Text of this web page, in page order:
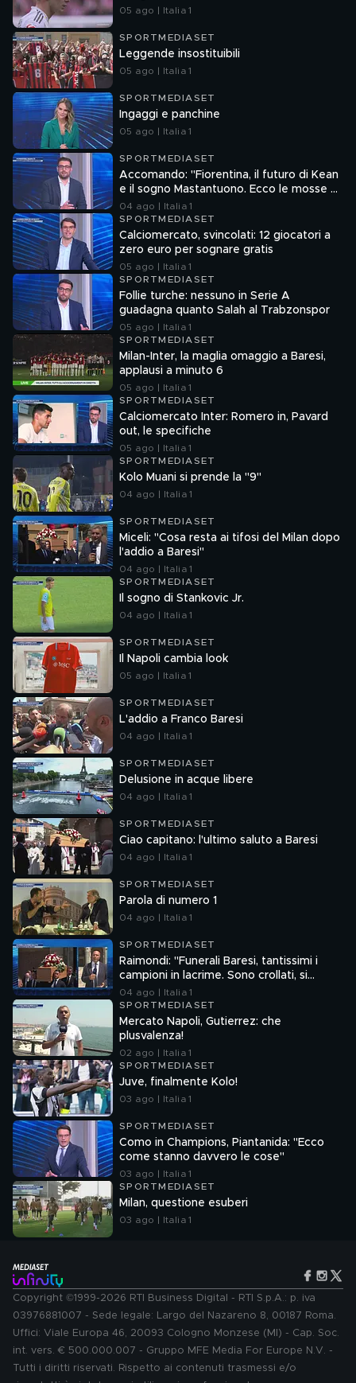
05 ago | Italia 1
SPORTMEDIASET
Leggende insostituibili
05 ago | Italia 1
SPORTMEDIASET
Ingaggi e panchine
05 ago | Italia 1
SPORTMEDIASET
Accomando: "Fiorentina, il futuro di Kean
e il sogno Mastantuono. Ecco le mosse di
Como e Roma"
04 ago | Italia 1
SPORTMEDIASET
Calciomercato, svincolati: 12 giocatori a
zero euro per sognare gratis
05 ago | Italia 1
SPORTMEDIASET
Follie turche: nessuno in Serie A
guadagna quanto Salah al Trabzonspor
05 ago | Italia 1
SPORTMEDIASET
Milan-Inter, la maglia omaggio a Baresi,
applausi a minuto 6
05 ago | Italia 1
SPORTMEDIASET
Calciomercato Inter: Romero in, Pavard
out, le specifiche
05 ago | Italia 1
SPORTMEDIASET
Kolo Muani si prende la "9"
04 ago | Italia 1
SPORTMEDIASET
Miceli: "Cosa resta ai tifosi del Milan dopo
l'addio a Baresi"
04 ago | Italia 1
SPORTMEDIASET
Il sogno di Stankovic Jr.
04 ago | Italia 1
SPORTMEDIASET
Il Napoli cambia look
05 ago | Italia 1
SPORTMEDIASET
L'addio a Franco Baresi
04 ago | Italia 1
SPORTMEDIASET
Delusione in acque libere
04 ago | Italia 1
SPORTMEDIASET
Ciao capitano: l'ultimo saluto a Baresi
04 ago | Italia 1
SPORTMEDIASET
Parola di numero 1
04 ago | Italia 1
SPORTMEDIASET
Raimondi: "Funerali Baresi, tantissimi i
campioni in lacrime. Sono crollati, si
sostenevano a vicenda"
04 ago | Italia 1
SPORTMEDIASET
Mercato Napoli, Gutierrez: che
plusvalenza!
02 ago | Italia 1
SPORTMEDIASET
Juve, finalmente Kolo!
03 ago | Italia 1
SPORTMEDIASET
Como in Champions, Piantanida: "Ecco
come stanno davvero le cose"
03 ago | Italia 1
SPORTMEDIASET
Milan, questione esuberi
03 ago | Italia 1
Copyright ©1999-2026 RTI Business Digital - RTI S.p.A.: p. iva
03976881007 - Sede legale: Largo del Nazareno 8, 00187 Roma.
Uffici: Viale Europa 46, 20093 Cologno Monzese (MI) - Cap. Soc.
int. vers. € 500.000.007 - Gruppo MFE Media For Europe N.V. -
Tutti i diritti riservati. Rispetto ai contenuti trasmessi e/o